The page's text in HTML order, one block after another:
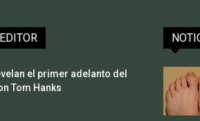
el primer adelanto del
Tom Hanks